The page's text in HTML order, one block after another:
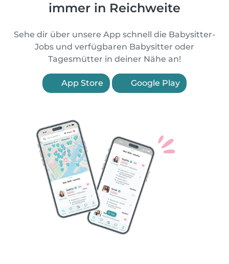
immer in Reichweite
Sehe dir über unsere App schnell die Babysitter-
Jobs und verfügbaren Babysitter oder
Tagesmütter in deiner Nähe an!
App Store Google Play